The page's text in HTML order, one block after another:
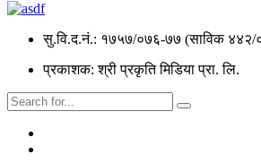
सु.वि.द.नं.: १७५७/०७६-७७ (साविक
प्रकाशक: श्री प्रकृति मिडिया प्रा. लि.